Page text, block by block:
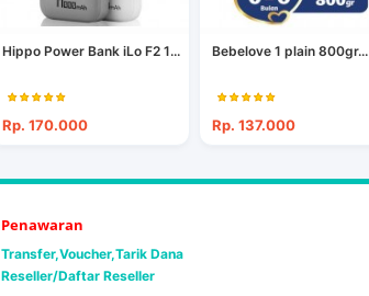
Hippo Power Bank iLo F2 1...
Rp. 170.000
Bebelove 1 plain 800gr...
Rp. 137.000
Penawaran
Transfer,Voucher,Tarik Dana
Reseller/Daftar Reseller